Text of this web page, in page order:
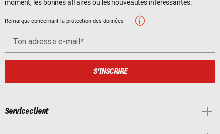
moment, les bonnes affaires ou les nouveautés intéressantes.
Remarque concernant la protection des données
Ton adresse e-mail
S'INSCRIRE
Service client